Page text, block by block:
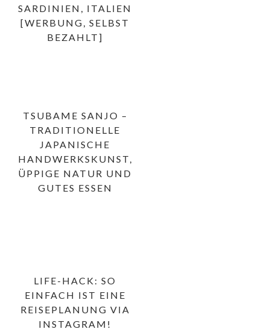
SARDINIEN, ITALIEN
[WERBUNG, SELBST
BEZAHLT]
TSUBAME SANJO –
TRADITIONELLE
JAPANISCHE
HANDWERKSKUNST,
ÜPPIGE NATUR UND
GUTES ESSEN
LIFE-HACK: SO
EINFACH IST EINE
REISEPLANUNG VIA
INSTAGRAM!